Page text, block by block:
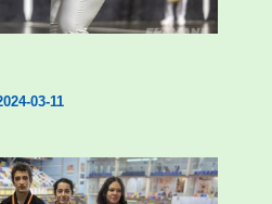
finaleko sarrerak
03-11